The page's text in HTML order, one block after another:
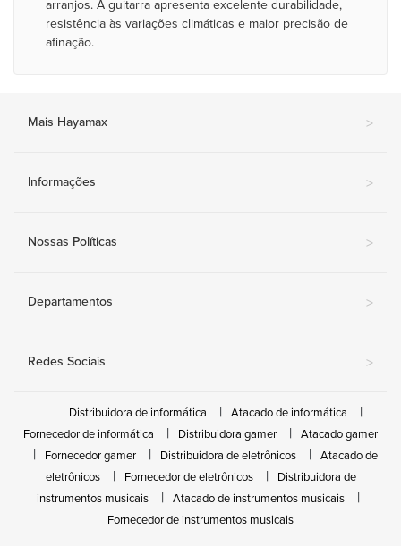
arranjos. A guitarra apresenta excelente durabilidade,
resistência às variações climáticas e maior precisão de
afinação.
Mais Hayamax >
Informações >
Nossas Políticas >
Departamentos >
Redes Sociais >
Distribuidora de informática
Atacado de informática
Fornecedor de informática
Distribuidora gamer
Atacado gamer
Fornecedor gamer
Distribuidora de eletrônicos
Atacado de
eletrônicos
Fornecedor de eletrônicos
Distribuidora de
instrumentos musicais
Atacado de instrumentos musicais
Fornecedor de instrumentos musicais